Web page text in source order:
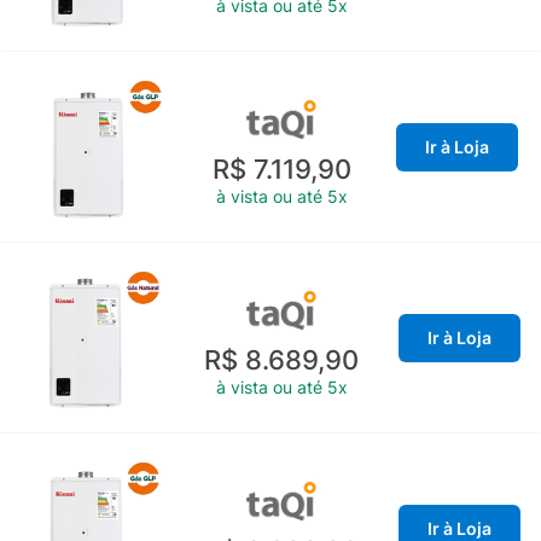
à vista ou até 5x
R$ 7.119,90
à vista ou até 5x
Ir à Loja
R$ 8.689,90
à vista ou até 5x
Ir à Loja
Ir à Loja